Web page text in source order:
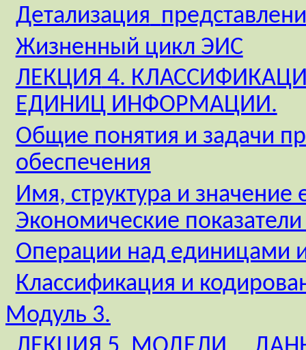
Детализация
Жизненный цикл ЭИС
ЛЕКЦИЯ 4.
ЕДИНИЦ ИНФОРМАЦИИ.
Общие понятия и задачи
обеспечения
Имя, структура и
Экономические
Операции над единицами
Классификация и
Модуль 3.